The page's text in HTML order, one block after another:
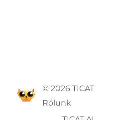
© 2026 TICAT
Rólunk